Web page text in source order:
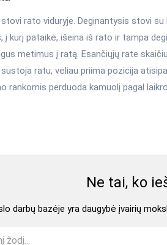
stovi rato viduryje. Deginantysis stovi
į kurį pataikė, išeina iš rato ir tampa
metimus į ratą. Esančiųjų rate
ratu, vėliau priima pozicija
rankomis perduoda kamuolį pagal
Ne tai, ko
darbų bazėje yra daugybė įvairių